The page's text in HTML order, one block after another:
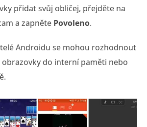
přidat svůj obličej, přejděte na
a zapněte Povoleno.
Androidu se mohou rozhodnout
obrazovky do interní paměti nebo